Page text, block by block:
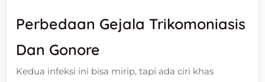
Perbedaan Gejala Trikomoniasis
Dan Gonore
Kedua infeksi ini bisa mirip, tapi ada ciri khas